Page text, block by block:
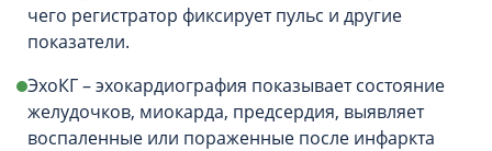
чего регистратор фиксирует пульс и другие
показатели.
ЭхоКГ – эхокардиография показывает состояние
желудочков, миокарда, предсердия, выявляет
воспаленные или пораженные после инфаркта